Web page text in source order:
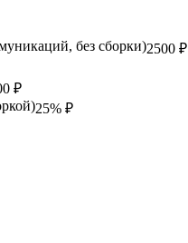
без сборки)2500 ₽
₽
25% ₽